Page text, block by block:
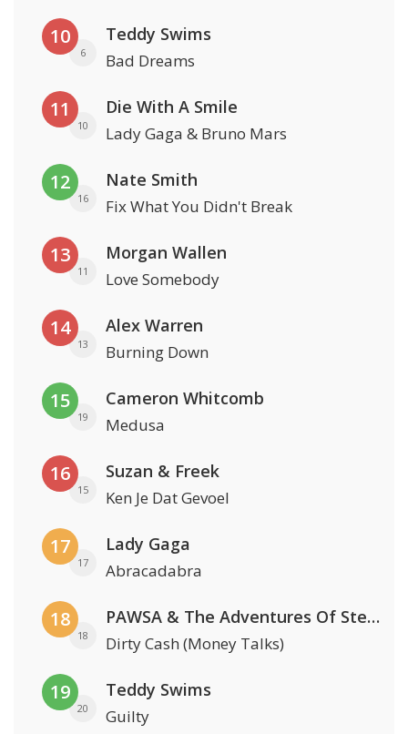
10
6
Teddy Swims
Bad Dreams
11
10
Die With A Smile
Lady Gaga & Bruno Mars
12
16
Nate Smith
Fix What You Didn't Break
13
11
Morgan Wallen
Love Somebody
14
13
Alex Warren
Burning Down
15
19
Cameron Whitcomb
Medusa
16
15
Suzan & Freek
Ken Je Dat Gevoel
17
17
Lady Gaga
Abracadabra
18
18
PAWSA & The Adventures Of Stevie V
Dirty Cash (Money Talks)
19
20
Teddy Swims
Guilty